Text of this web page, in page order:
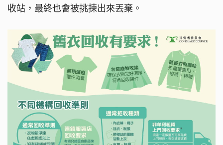
收站，最終也會被挑揀出來丟棄。